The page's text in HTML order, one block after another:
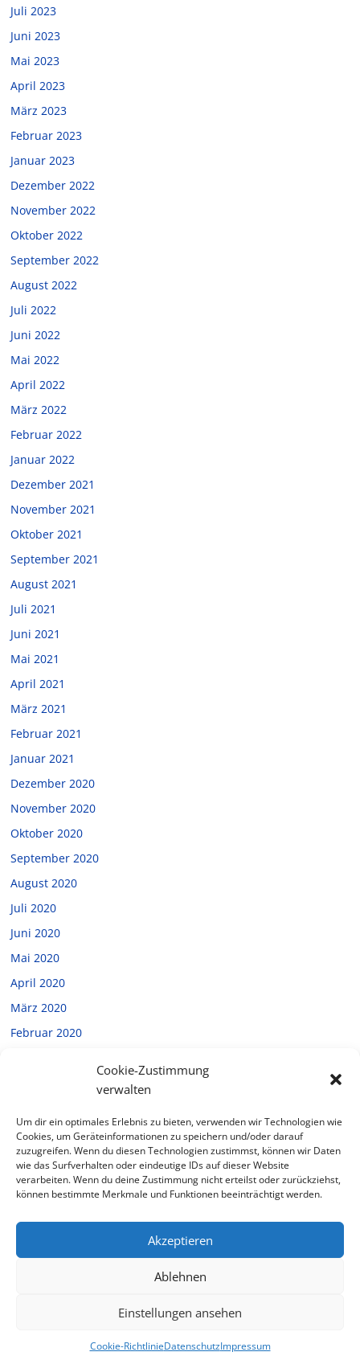
Cookie-Zustimmung
verwalten
Um dir ein optimales Erlebnis zu bieten, verwenden wir Technologien wie
Cookies, um Geräteinformationen zu speichern und/oder darauf
zuzugreifen. Wenn du diesen Technologien zustimmst, können wir Daten
wie das Surfverhalten oder eindeutige IDs auf dieser Website
verarbeiten. Wenn du deine Zustimmung nicht erteilst oder zurückziehst,
können bestimmte Merkmale und Funktionen beeinträchtigt werden.
Akzeptieren
Ablehnen
Einstellungen ansehen
Cookie-RichtlinieDatenschutzImpressum
Juli 2023
Juni 2023
Mai 2023
April 2023
März 2023
Februar 2023
Januar 2023
Dezember 2022
November 2022
Oktober 2022
September 2022
August 2022
Juli 2022
Juni 2022
Mai 2022
April 2022
März 2022
Februar 2022
Januar 2022
Dezember 2021
November 2021
Oktober 2021
September 2021
August 2021
Juli 2021
Juni 2021
Mai 2021
April 2021
März 2021
Februar 2021
Januar 2021
Dezember 2020
November 2020
Oktober 2020
September 2020
August 2020
Juli 2020
Juni 2020
Mai 2020
April 2020
März 2020
Februar 2020
Oktober 2019
September 2019
Juli 2019
WordPress.